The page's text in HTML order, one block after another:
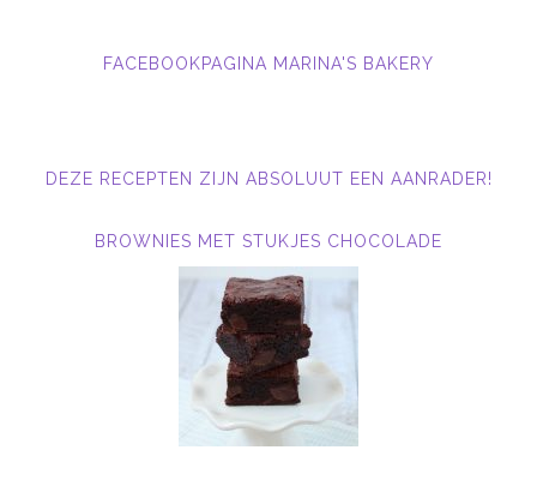
FACEBOOKPAGINA MARINA'S BAKERY
DEZE RECEPTEN ZIJN ABSOLUUT EEN AANRADER!
BROWNIES MET STUKJES CHOCOLADE